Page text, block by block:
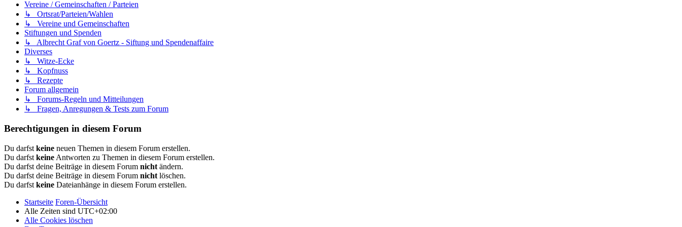
Vereine / Gemeinschaften / Parteien
↳ Ortsrat/Parteien/Wahlen
↳ Vereine und Gemeinschaften
Stiftungen und Spenden
↳ Albrecht Graf von Goertz - Siftung und Spendenaffaire
Diverses
↳ Witze-Ecke
↳ Kopfnuss
↳ Rezepte
Forum allgemein
↳ Forums-Regeln und Mitteilungen
↳ Fragen, Anregungen & Tests zum Forum
Berechtigungen in diesem Forum
Du darfst keine neuen Themen in diesem Forum erstellen.
Du darfst keine Antworten zu Themen in diesem Forum erstellen.
Du darfst deine Beiträge in diesem Forum nicht ändern.
Du darfst deine Beiträge in diesem Forum nicht löschen.
Du darfst keine Dateianhänge in diesem Forum erstellen.
Startseite Foren-Übersicht
Alle Zeiten sind UTC+02:00
Alle Cookies löschen